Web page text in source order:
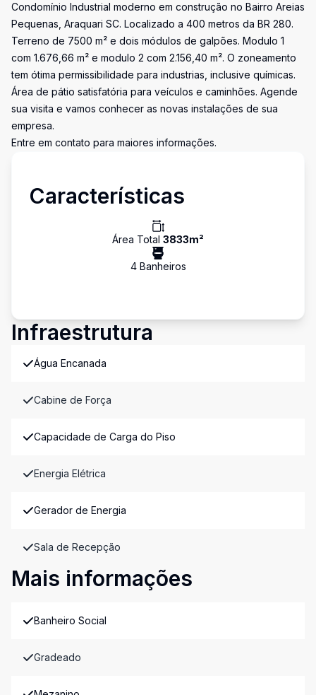
Condomínio Industrial moderno em construção no Bairro Areias
Pequenas, Araquari SC. Localizado a 400 metros da BR 280.
Terreno de 7500 m² e dois módulos de galpões. Modulo 1
com 1.676,66 m² e modulo 2 com 2.156,40 m². O zoneamento
tem ótima permissibilidade para industrias, inclusive químicas.
Área de pátio satisfatória para veículos e caminhões. Agende
sua visita e vamos conhecer as novas instalações de sua
empresa.
Entre em contato para maiores informações.
Características
Área Total 3833m²
4Banheiros
Infraestrutura
Água Encanada
Cabine de Força
Capacidade de Carga do Piso
Energia Elétrica
Gerador de Energia
Sala de Recepção
Mais informações
Banheiro Social
Gradeado